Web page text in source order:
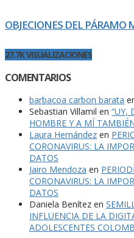
OBJECIONES DEL
27.7K VISUALIZACIONES
COMENTARIOS
barbacoa carbon barata
Sebastian Villamil en “UY,
HOMBRE Y A MÍ
Laura Hernández en
CORONAVIRUS: LA
DATOS
Jairo Mendoza en
CORONAVIRUS: LA
DATOS
Daniela Benítez en
INFLUENCIA DE LA
ADOLESCENTES